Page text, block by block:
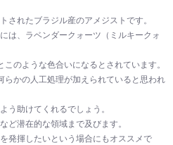
されたブラジル産のアメジストです。
は、ラベンダークォーツ（ミルキークォ
のような色合いになるとされています。
らかの人工処理が加えられていると思われ
う助けてくれるでしょう。
ど潜在的な領域まで及びます。
発揮したいという場合にもオススメで